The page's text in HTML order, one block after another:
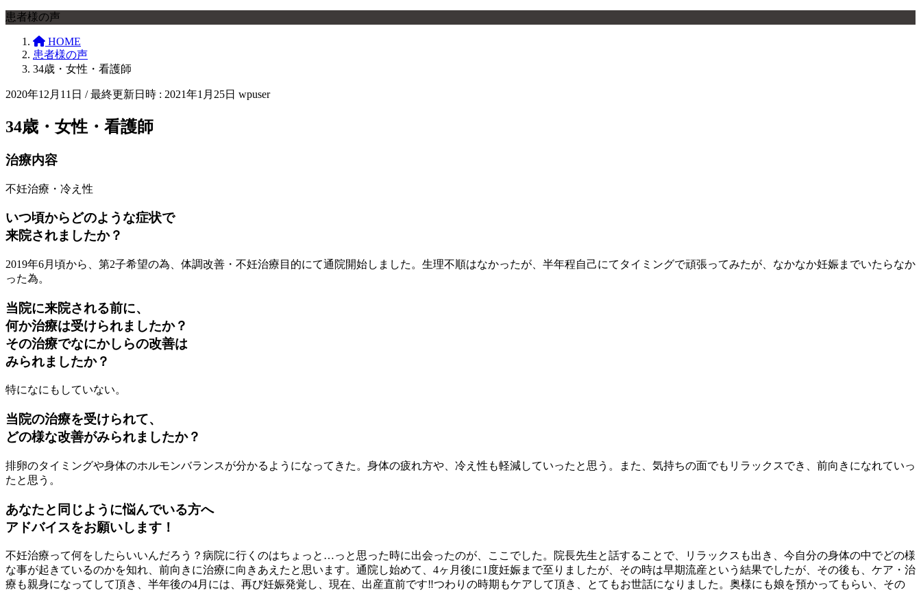
患者様の声
HOME
患者様の声
34歳・女性・看護師
2020年12月11日 / 最終更新日時 : 2021年1月25日 wpuser
34歳・女性・看護師
治療内容
不妊治療・冷え性
いつ頃からどのような症状で
来院されましたか？
2019年6月頃から、第2子希望の為、体調改善・不妊治療目的にて通院開始しました。生理不順はなかったが、半年程自己にてタイミングで頑張ってみたが、なかなか妊娠までいたらなか
った為。
当院に来院される前に、
何か治療は受けられましたか？
その治療でなにかしらの改善は
みられましたか？
特になにもしていない。
当院の治療を受けられて、
どの様な改善がみられましたか？
排卵のタイミングや身体のホルモンバランスが分かるようになってきた。身体の疲れ方や、冷え性も軽減していったと思う。また、気持ちの面でもリラックスでき、前向きになれていっ
たと思う。
あなたと同じように悩んでいる方へ
アドバイスをお願いします！
不妊治療って何をしたらいいんだろう？病院に行くのはちょっと…っと思った時に出会ったのが、ここでした。院長先生と話することで、リラックスも出き、今自分の身体の中でどの様
な事が起きているのかを知れ、前向きに治療に向きあえたと思います。通院し始めて、4ヶ月後に1度妊娠まで至りましたが、その時は早期流産という結果でしたが、その後も、ケア・治
療も親身になってして頂き、半年後の4月には、再び妊娠発覚し、現在、出産直前です‼︎つわりの時期もケアして頂き、とてもお世話になりました。奥様にも娘を預かってもらい、その